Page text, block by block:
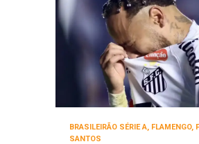
BRASILEIRÃO SÉRIE A FLAMENGO,
SANTOS